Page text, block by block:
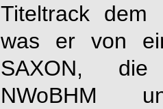
Titeltrack dem
was er von
SAXON, die
NWoBHM